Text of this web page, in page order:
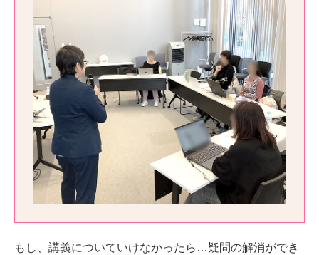
もし、講義についていけなかったら…疑問の解消ができ